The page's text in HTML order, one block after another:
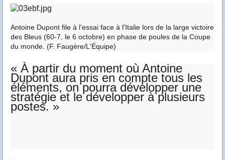
Antoine Dupont file à l'essai face à l'Italie lors de la large victoire
des Bleus (60-7, le 6 octobre) en phase de poules de la Coupe
du monde. (F. Faugère/L'Équipe)
« À partir du moment où Antoine
Dupont aura pris en compte tous les
éléments, on pourra développer une
stratégie et le développer à plusieurs
postes. »